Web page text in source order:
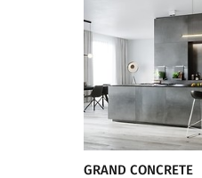
GRAND CONCRETE